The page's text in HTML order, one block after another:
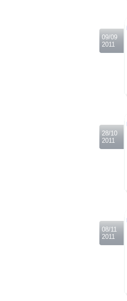
09/09
2011
28/10
2011
08/11
2011